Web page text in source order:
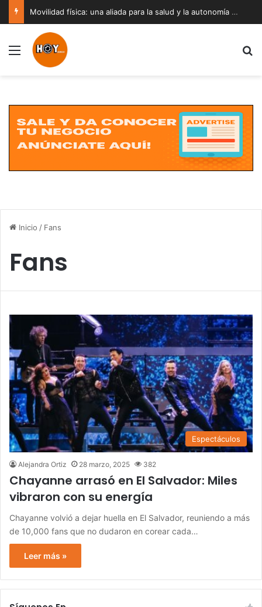
Movilidad física: una aliada para la salud y la autonomía a cualquier edad
Menú
Inicio / Fans
Fans
Espectáculos
Alejandra Ortiz 28 marzo, 2025 382
Chayanne arrasó en El Salvador: Miles
vibraron con su energía
Chayanne volvió a dejar huella en El Salvador, reuniendo a más
de 10,000 fans que no dudaron en corear cada…
Leer más »